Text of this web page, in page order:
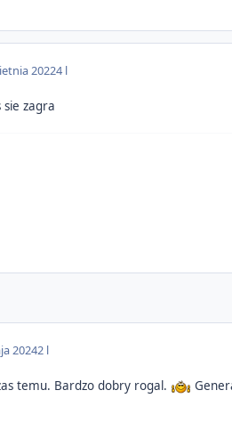
20224 l
sie zagra
20242 l
temu. Bardzo dobry rogal.